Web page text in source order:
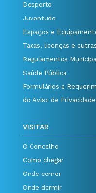
Desporto
Juventude
Espaços e
Taxas, licenças e
Regulamentos
Saúde Pública
Formulários e
do Aviso de
VISITAR
O Concelho
Como chegar
Onde comer
Onde dormir